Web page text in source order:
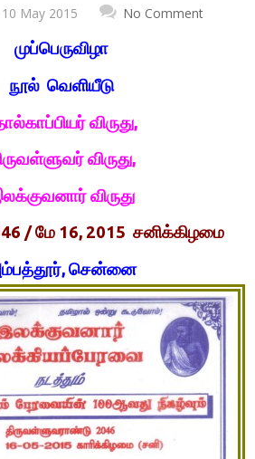
10 May 2015 No Comment
முப்பெருவிழா
நூல் வெளியீடு
விருது,
விருது,
விருது
/ மே 16, 2015 சனிக்கிழமை
சென்னை